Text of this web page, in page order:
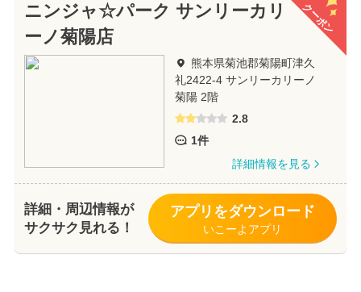
クーポン
ニンジャ☆パーク サンリーカリ
ーノ菊陽店
熊本県菊池郡菊陽町津久
礼2422-4 サンリーカリーノ
菊陽 2階
2.8
1件
詳細情報を見る
詳細・周辺情報が
サクサク見れる！
アプリをダウンロード
いこーよアプリ